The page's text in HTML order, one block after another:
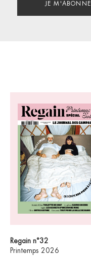
JE M'ABONNE
Regain n°32
Printemps 2026